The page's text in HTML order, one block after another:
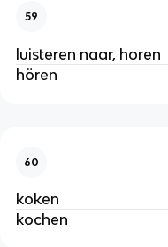
59
luisteren naar, horen
hören
60
koken
kochen